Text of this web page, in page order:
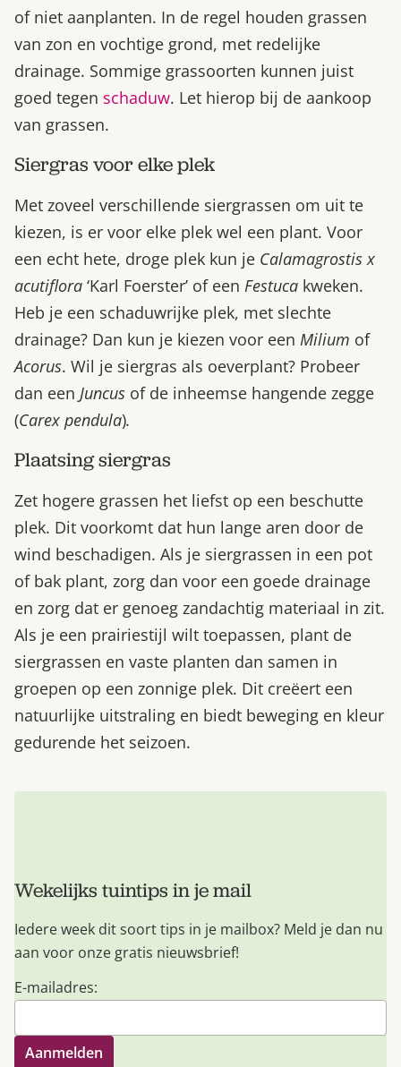
of niet aanplanten. In de regel houden grassen
van zon en vochtige grond, met redelijke
drainage. Sommige grassoorten kunnen juist
goed tegen schaduw. Let hierop bij de aankoop
van grassen.
Siergras voor elke plek
Met zoveel verschillende siergrassen om uit te
kiezen, is er voor elke plek wel een plant. Voor
een echt hete, droge plek kun je Calamagrostis x
acutiflora ‘Karl Foerster’ of een Festuca kweken.
Heb je een schaduwrijke plek, met slechte
drainage? Dan kun je kiezen voor een Milium of
Acorus. Wil je siergras als oeverplant? Probeer
dan een Juncus of de inheemse hangende zegge
(Carex pendula).
Plaatsing siergras
Zet hogere grassen het liefst op een beschutte
plek. Dit voorkomt dat hun lange aren door de
wind beschadigen. Als je siergrassen in een pot
of bak plant, zorg dan voor een goede drainage
en zorg dat er genoeg zandachtig materiaal in zit.
Als je een prairiestijl wilt toepassen, plant de
siergrassen en vaste planten dan samen in
groepen op een zonnige plek. Dit creëert een
natuurlijke uitstraling en biedt beweging en kleur
gedurende het seizoen.
Wekelijks tuintips in je mail
Iedere week dit soort tips in je mailbox? Meld je dan nu
aan voor onze gratis nieuwsbrief!
E-mailadres: